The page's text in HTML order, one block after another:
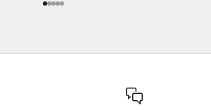
Ir para item 1
Ir para item 2
Ir para item 3
Ir para item 4
Ir para item 5